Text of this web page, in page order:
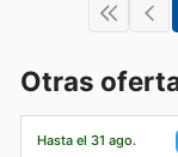
Otras
Hasta el 31 ago.